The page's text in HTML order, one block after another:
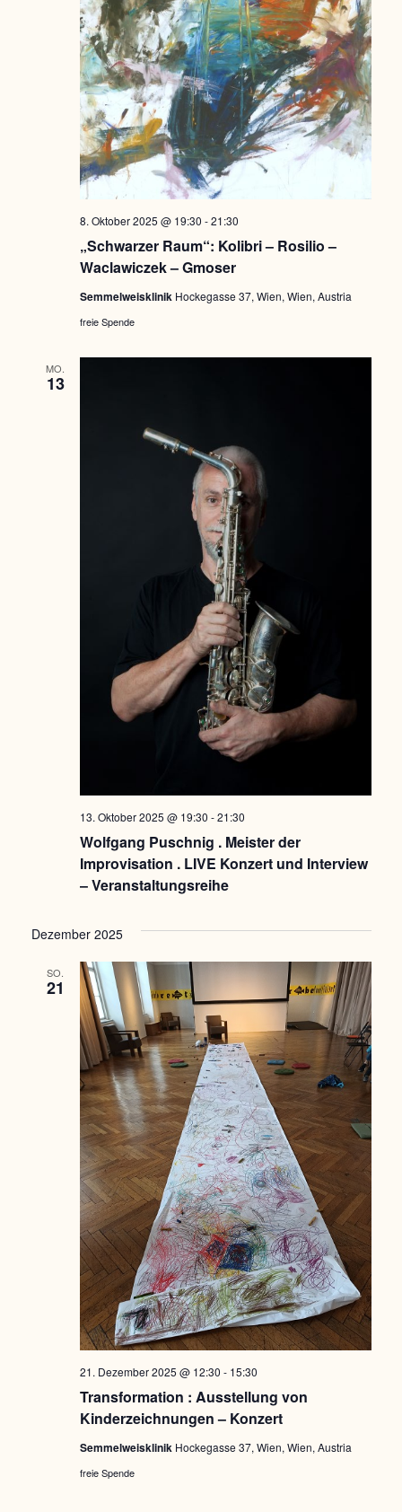
„Schwarzer Raum“: Kolibri – Rosilio –
Waclawiczek – Gmoser
8. Oktober 2025 @ 19:30 -21:30
Semmelweisklinik Hockegasse 37, Wien, Wien, Austria
freie Spende
MO.
13
Wolfgang Puschnig . Meister der
Improvisation . LIVE Konzert und Interview
– Veranstaltungsreihe
13. Oktober 2025 @ 19:30 -21:30
Dezember 2025
SO.
21
Transformation : Ausstellung von
Kinderzeichnungen – Konzert
21. Dezember 2025 @ 12:30 - 15:30
Semmelweisklinik Hockegasse 37, Wien, Wien, Austria
freie Spende